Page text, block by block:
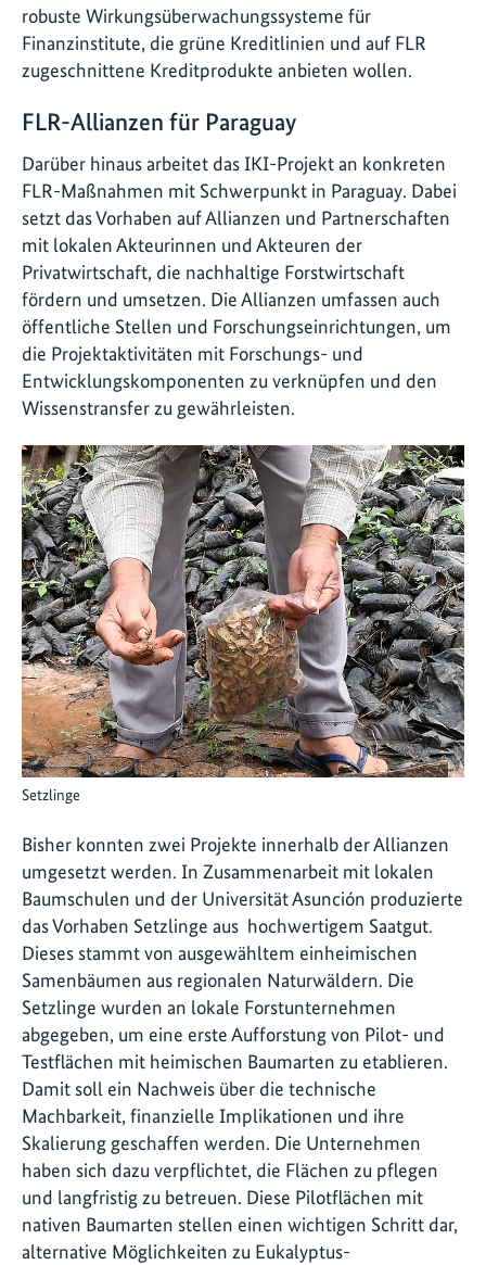
robuste Wirkungsüberwachungssysteme für
Finanzinstitute, die grüne Kreditlinien und auf FLR
zugeschnittene Kreditprodukte anbieten wollen.
FLR-Allianzen für Paraguay
Darüber hinaus arbeitet das IKI-Projekt an konkreten
FLR-Maßnahmen mit Schwerpunkt in Paraguay. Dabei
setzt das Vorhaben auf Allianzen und Partnerschaften
mit lokalen Akteurinnen und Akteuren der
Privatwirtschaft, die nachhaltige Forstwirtschaft
fördern und umsetzen. Die Allianzen umfassen auch
öffentliche Stellen und Forschungseinrichtungen, um
die Projektaktivitäten mit Forschungs- und
Entwicklungskomponenten zu verknüpfen und den
Wissenstransfer zu gewährleisten.
Setzlinge
Bisher konnten zwei Projekte innerhalb der Allianzen
umgesetzt werden. In Zusammenarbeit mit lokalen
Baumschulen und der Universität Asunción produzierte
das Vorhaben Setzlinge aus hochwertigem Saatgut.
Dieses stammt von ausgewähltem einheimischen
Samenbäumen aus regionalen Naturwäldern. Die
Setzlinge wurden an lokale Forstunternehmen
abgegeben, um eine erste Aufforstung von Pilot- und
Testflächen mit heimischen Baumarten zu etablieren.
Damit soll ein Nachweis über die technische
Machbarkeit, finanzielle Implikationen und ihre
Skalierung geschaffen werden. Die Unternehmen
haben sich dazu verpflichtet, die Flächen zu pflegen
und langfristig zu betreuen. Diese Pilotflächen mit
nativen Baumarten stellen einen wichtigen Schritt dar,
alternative Möglichkeiten zu Eukalyptus-